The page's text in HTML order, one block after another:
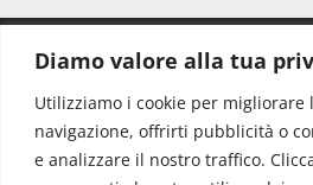
Diamo valore alla tua
Utilizziamo i cookie per migliorare
navigazione, offrirti pubblicità o
e analizzare il nostro traffico.
Redazione:
Direttore: